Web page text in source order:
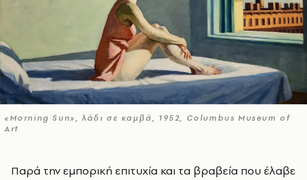
«Morning Sun», λάδι σε καμβά, 1952, Columbus Museum of
Art
Παρά την εμπορική επιτυχία και τα βραβεία που έλαβε